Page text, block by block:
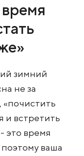
зимний
не за
«почистить
и встретить
это время
ваша